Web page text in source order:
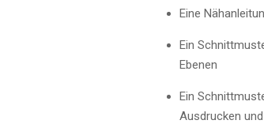
Eine
Ein
Ebenen
Ein
Ausdrucken